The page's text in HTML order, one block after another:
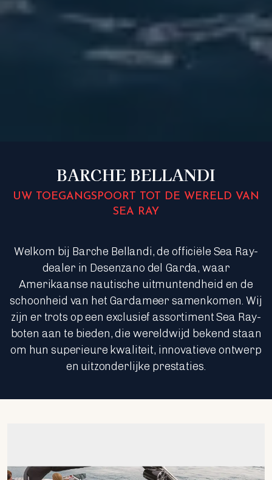
BARCHE BELLANDI
UW TOEGANGSPOORT TOT DE WERELD VAN
SEA RAY
Welkom bij Barche Bellandi, de officiële Sea Ray-
dealer in Desenzano del Garda, waar
Amerikaanse nautische uitmuntendheid en de
schoonheid van het Gardameer samenkomen. Wij
zijn er trots op een exclusief assortiment Sea Ray-
boten aan te bieden, die wereldwijd bekend staan
om hun superieure kwaliteit, innovatieve ontwerp
en uitzonderlijke prestaties.